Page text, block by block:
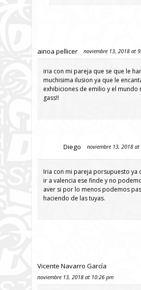
ainoa pellicer noviembre 13, 2018 at
iria con mi pareja que se que le
muchisima ilusion ya que le
exhibiciones de emilio y el mundo
gass!!
Diego noviembre 13, 2018
Iria con mi pareja porsupuesto ya
ir a valencia ese finde y no
aver si por lo menos podemos
haciendo de las tuyas.
Vicente Navarro García
noviembre 13, 2018 at 10:26 pm